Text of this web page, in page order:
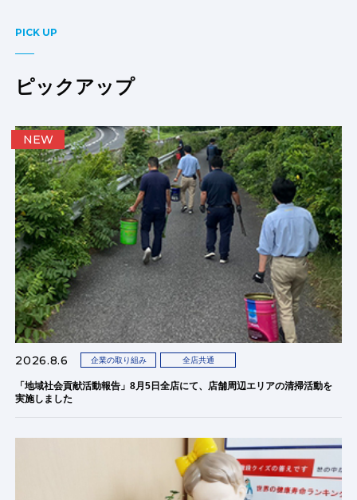
PICK UP
ピックアップ
2026.8.6 企業の取り組み 全店共通
「地域社会貢献活動報告」8月5日全店にて、店舗周辺エリアの清掃活動を
実施しました
NEW